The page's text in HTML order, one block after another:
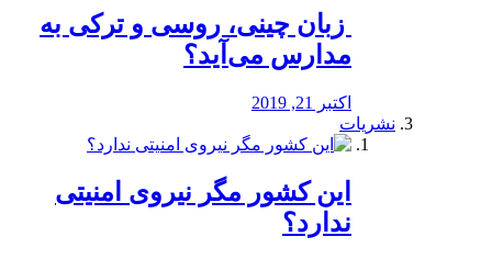
️ زبان چینی، روسی و ترکی به
مدارس می‌آید؟
اکتبر 21, 2019
نشریات
این کشور مگر نیروی امنیتی
ندارد؟